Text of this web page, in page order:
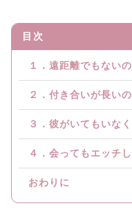
目次
１．遠距離でもない
２．付き合いが長い
３．彼がいてもいな
４．会ってもエッチ
おわりに